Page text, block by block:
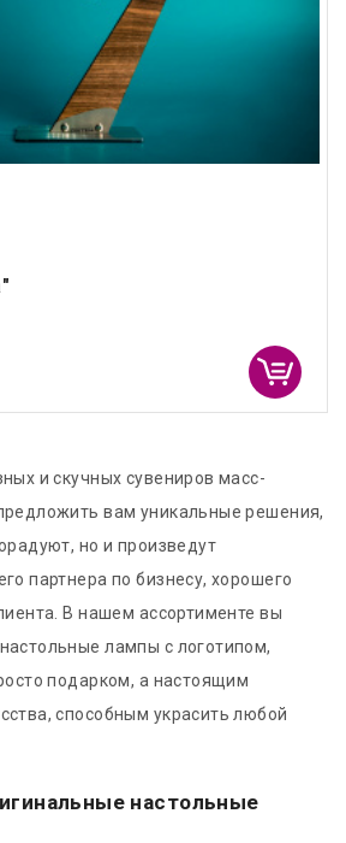
и скучных сувениров масс-
вам уникальные решения,
но и произведут
партнера по бизнесу, хорошего
В нашем ассортименте вы
лампы с логотипом,
подарком, а настоящим
способным украсить любой
настольные